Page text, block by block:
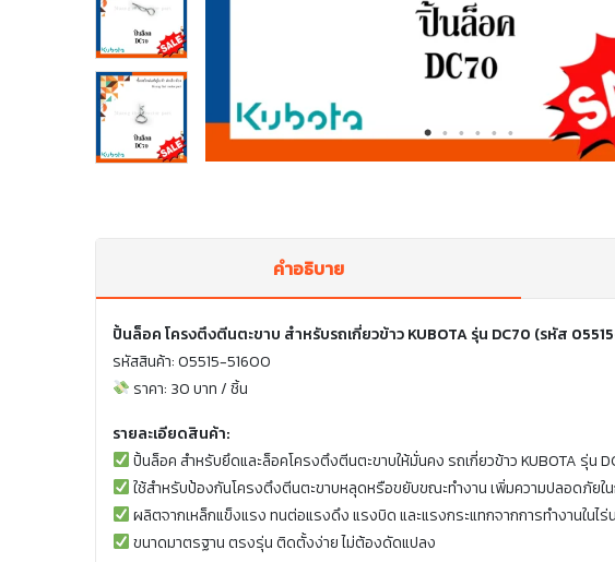
คำอธิบาย
ปิ้นล็อค โครงตึงตีนตะขาบ สำหรับรถเกี่ยวข้าว KUBOTA รุ่น DC70 (รหัส
รหัสสินค้า: 05515-51600
ราคา: 30 บาท / ชิ้น
รายละเอียดสินค้า:
ปิ้นล็อค สำหรับยึดและล็อคโครงตึงตีนตะขาบให้มั่นคง รถเกี่ยวข้าว KUBOTA รุ่น
ใช้สำหรับป้องกันโครงตึงตีนตะขาบหลุดหรือขยับขณะทำงาน เพิ่มความปลอดภัยใน
ผลิตจากเหล็กแข็งแรง ทนต่อแรงดึง แรงบิด และแรงกระแทกจากการทำงานในไร่
ขนาดมาตรฐาน ตรงรุ่น ติดตั้งง่าย ไม่ต้องดัดแปลง